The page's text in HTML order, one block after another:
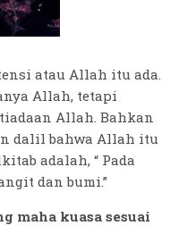
atau Allah itu ada.
Allah, tetapi
Allah. Bahkan
dalil bahwa Allah itu
adalah, “ Pada
dan bumi.”
maha kuasa sesuai